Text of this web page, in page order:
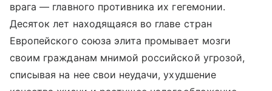
врага — главного противника их гегемонии.
Десяток лет находящаяся во главе стран
Европейского союза элита промывает мозги
своим гражданам мнимой российской угрозой,
списывая на нее свои неудачи, ухудшение